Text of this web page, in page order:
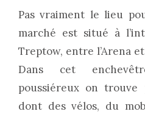
Pas vraiment le lieu
marché est situé à
Treptow, entre l’Arena
Dans cet
poussiéreux on
dont des vélos, du